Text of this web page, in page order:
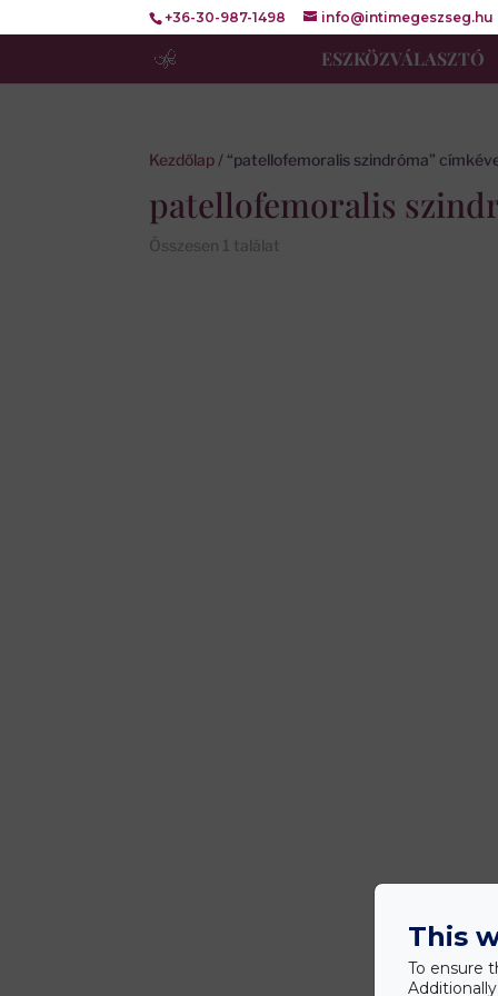
+36-30-987-1498 info@intimegeszseg.hu
ESZKÖZVÁLASZTÓ
Kezdőlap / “patellofemoralis szindróma”
patellofemoralis
Összesen 1 találat
This
To ensure